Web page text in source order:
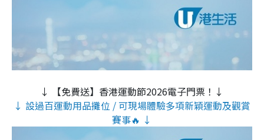
↓ 【免費送】香港運動節2026電子門票！↓
↓ 設過百運動用品攤位 / 可現場體驗多項新穎運動及觀賞
賽事🔥 ↓